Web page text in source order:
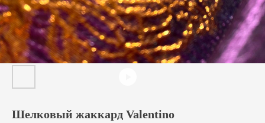
Шелковый жаккард Valentino